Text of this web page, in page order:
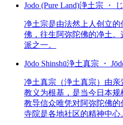
Jodo (Pure Land)浄土宗 ・
净土宗是由法然上人创立
佛，往生阿弥陀佛的净土
派之一。
Jōdo Shinshū浄土真宗 ・
净土真宗（浄土真宗）由亲
教义为根基，是当今日本
教导信众唯凭对阿弥陀佛
寺院是各地社区的精神中心